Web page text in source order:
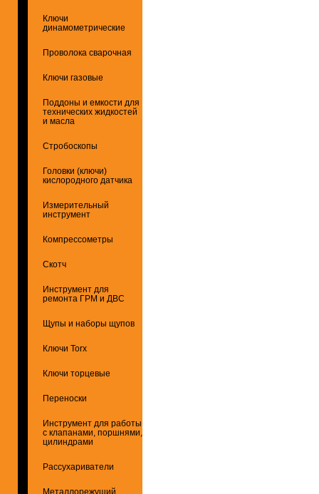
Ключи
динамометрические
Проволока сварочная
Ключи газовые
Поддоны и емкости для
технических жидкостей
и масла
Стробоскопы
Головки (ключи)
кислородного датчика
Измерительный
инструмент
Компрессометры
Скотч
Инструмент для
ремонта ГРМ и ДВС
Щупы и наборы щупов
Ключи Torx
Ключи торцевые
Переноски
Инструмент для работы
с клапанами, поршнями,
цилиндрами
Рассухариватели
Металлорежущий